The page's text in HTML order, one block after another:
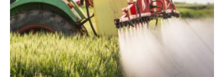
l'usage
des
pesticides